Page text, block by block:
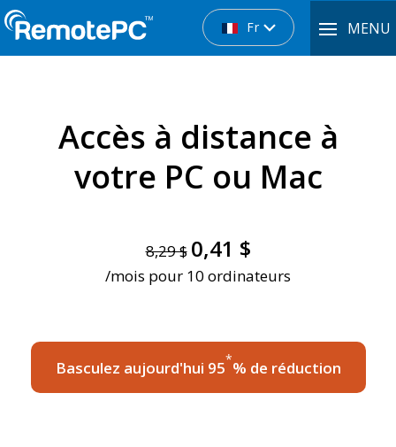
Fr MENU
Accès à distance à
votre PC ou Mac
8,29 $ 0,41 $
/mois pour 10 ordinateurs
Basculez aujourd'hui 95*% de réduction